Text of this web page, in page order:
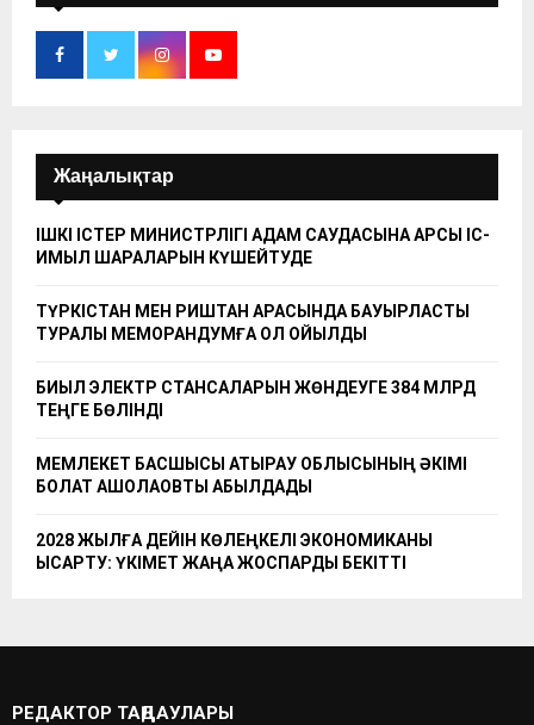
Жаңалықтар
ІШКІ ІСТЕР МИНИСТРЛІГІ АДАМ САУДАСЫНА ҚАРСЫ ІС-
ҚИМЫЛ ШАРАЛАРЫН КҮШЕЙТУДЕ
ТҮРКІСТАН МЕН РИШТАН АРАСЫНДА БАУЫРЛАСТЫҚ
ТУРАЛЫ МЕМОРАНДУМҒА ҚОЛ ҚОЙЫЛДЫ
БИЫЛ ЭЛЕКТР СТАНСАЛАРЫН ЖӨНДЕУГЕ 384 МЛРД
ТЕҢГЕ БӨЛІНДІ
МЕМЛЕКЕТ БАСШЫСЫ АТЫРАУ ОБЛЫСЫНЫҢ ӘКІМІ
БОЛАТ АҚШОЛАҚОВТЫ ҚАБЫЛДАДЫ
2028 ЖЫЛҒА ДЕЙІН КӨЛЕҢКЕЛІ ЭКОНОМИКАНЫ
ҚЫСҚАРТУ: ҮКІМЕТ ЖАҢА ЖОСПАРДЫ БЕКІТТІ
РЕДАКТОР ТАҢДАУЛАРЫ